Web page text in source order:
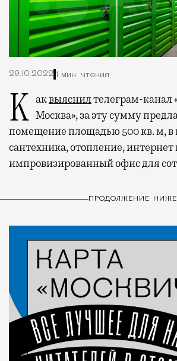
29.10.2022 1 мин. чтения
Каквыяснилтелеграм-канал
Москва», за эту сумму
помещение площадью 500 кв. м, в
сантехника, отопление,
импровизированный офис для
ПРОДОЛЖЕНИЕ